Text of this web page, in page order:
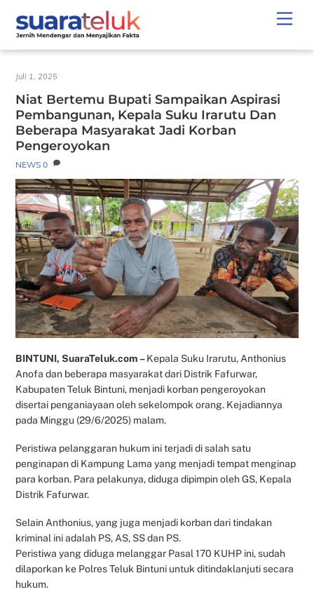
content
Juli 1, 2025
Niat Bertemu Bupati Sampaikan Aspirasi
Pembangunan, Kepala Suku Irarutu Dan
Beberapa Masyarakat Jadi Korban
Pengeroyokan
NEWS 0
BINTUNI, SuaraTeluk.com –Kepala Suku Irarutu, Anthonius
Anofa dan beberapa masyarakat dari Distrik Fafurwar,
Kabupaten Teluk Bintuni, menjadi korban pengeroyokan
disertai penganiayaan oleh sekelompok orang. Kejadiannya
pada Minggu (29/6/2025) malam.
Peristiwa pelanggaran hukum ini terjadi di salah satu
penginapan di Kampung Lama yang menjadi tempat menginap
para korban. Para pelakunya, diduga dipimpin oleh GS, Kepala
Distrik Fafurwar.
Selain Anthonius, yang juga menjadi korban dari tindakan
kriminal ini adalah PS, AS, SS dan PS.
Peristiwa yang diduga melanggar Pasal 170 KUHP ini, sudah
dilaporkan ke Polres Teluk Bintuni untuk ditindaklanjuti secara
hukum.